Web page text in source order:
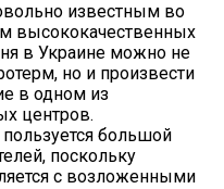
известным во
высококачественных
в Украине можно не
но и произвести
в одном из
центров.
большой
поскольку
с возложенными